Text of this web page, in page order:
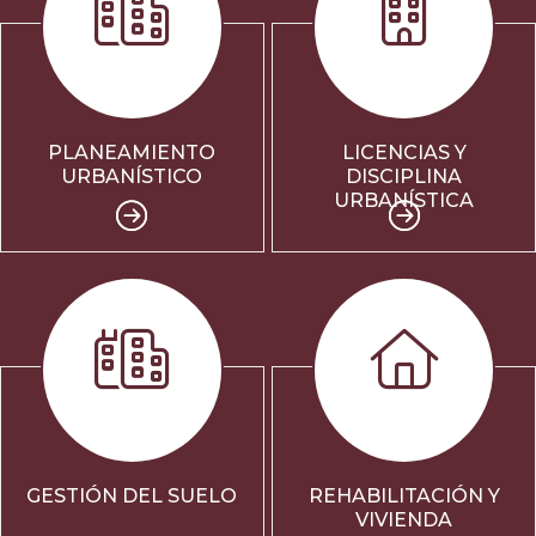
PLANEAMIENTO
URBANÍSTICO
LICENCIAS Y
DISCIPLINA
URBANÍSTICA
GESTIÓN DEL SUELO
REHABILITACIÓN Y
VIVIENDA